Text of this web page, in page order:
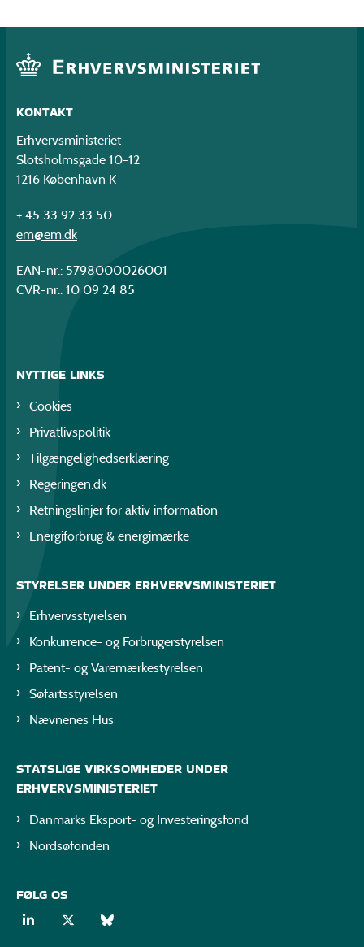
KONTAKT
Erhvervsministeriet
Slotsholmsgade 10-12
1216 København K
+ 45 33 92 33 50
em@em.dk
EAN-nr.: 5798000026001
CVR-nr.: 10 09 24 85
NYTTIGE LINKS
Cookies
Privatlivspolitik
Tilgængelighedserklæring
Regeringen.dk
Retningslinjer for aktiv information
Energiforbrug & energimærke
STYRELSER UNDER ERHVERVSMINISTERIET
Erhvervsstyrelsen
Konkurrence- og Forbrugerstyrelsen
Patent- og Varemærkestyrelsen
Søfartsstyrelsen
Nævnenes Hus
STATSLIGE VIRKSOMHEDER UNDER
ERHVERVSMINISTERIET
Danmarks Eksport- og Investeringsfond
Nordsøfonden
FØLG OS